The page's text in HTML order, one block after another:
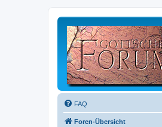
FAQ
Foren-Übersicht